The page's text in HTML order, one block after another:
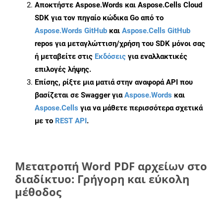
Αποκτήστε Aspose.Words και Aspose.Cells Cloud
SDK για τον πηγαίο κώδικα Go από το
Aspose.Words GitHub και Aspose.Cells GitHub
repos για μεταγλώττιση/χρήση του SDK μόνοι σας
ή μεταβείτε στις Εκδόσεις για εναλλακτικές
επιλογές λήψης.
Επίσης, ρίξτε μια ματιά στην αναφορά API που
βασίζεται σε Swagger γιαAspose.Words και
Aspose.Cells για να μάθετε περισσότερα σχετικά
με το REST API.
Μετατροπή Word PDF αρχείων στο
διαδίκτυο: Γρήγορη και εύκολη
μέθοδος